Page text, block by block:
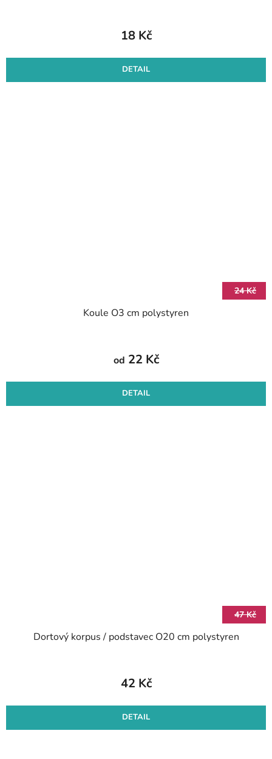
18 Kč
DETAIL
24 Kč
Koule O3 cm polystyren
od 22 Kč
DETAIL
47 Kč
Dortový korpus / podstavec O20 cm polystyren
42 Kč
DETAIL